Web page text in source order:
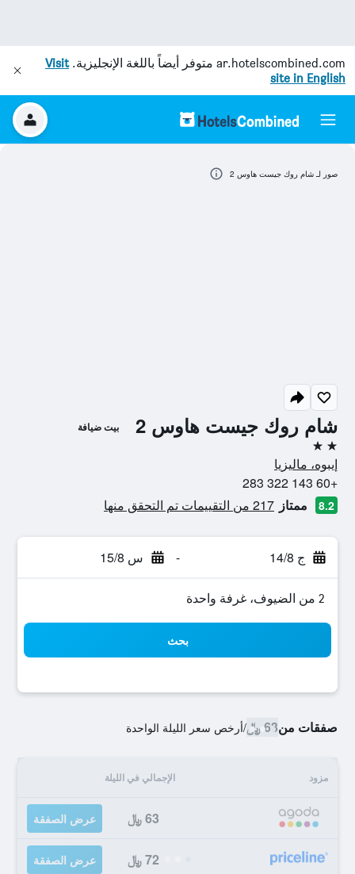
ar.hotelscombined.com متوفر أيضاً باللغة الإنجليزية.Visit
site in English
شام روك جيست هاوس 2 بيت ضيافة
2 نجمتين
إيبوه، ماليزيا
+60 143 322 283
8.2 ممتاز 217 من التقييمات تم التحقق منها
ج 14/8 - س 15/8
2 من الضيوف، غرفة واحدة
بحث
صفقات من63 ﷼ /أرخص سعر الليلة الواحدة
مزود الإجمالي في الليلة
63 ﷼ عرض الصفقة
72 ﷼ عرض الصفقة
صور لـ شام روك جيست هاوس 2